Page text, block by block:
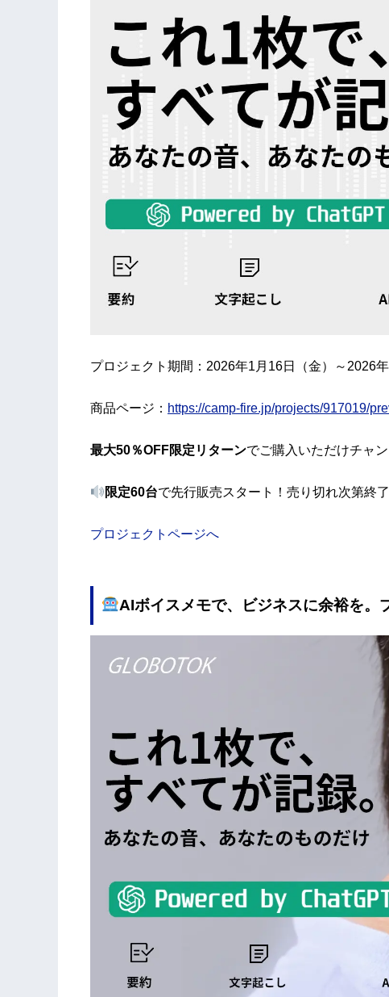
プロジェクト期間：2026年1月16日（金）～2026年
商品ページ： https://camp-fire.jp/projects/917019/
最大50％OFF限定リターンでご購入いただけチャ
限定60台で先行販売スタート！売り切れ次第終了
プロジェクトページへ
AIボイスメモで、ビジネスに余裕を。